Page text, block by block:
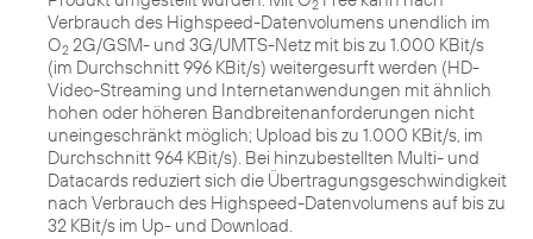
2
Verbrauch des Highspeed-Datenvolumens unendlich im
O2 2G/GSM- und 3G/UMTS-Netz mit bis zu 1.000 KBit/s
(im Durchschnitt 996 KBit/s) weitergesurft werden (HD-
Video-Streaming und Internetanwendungen mit ähnlich
hohen oder höheren Bandbreitenanforderungen nicht
uneingeschränkt möglich; Upload bis zu 1.000 KBit/s, im
Durchschnitt 964 KBit/s). Bei hinzubestellten Multi- und
Datacards reduziert sich die Übertragungsgeschwindigkeit
nach Verbrauch des Highspeed-Datenvolumens auf bis zu
32 KBit/s im Up- und Download.